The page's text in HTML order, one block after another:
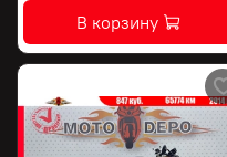
В корзину